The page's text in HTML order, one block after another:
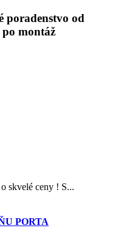
poradenstvo od
po montáž
skvelé ceny ! S...
PORTA